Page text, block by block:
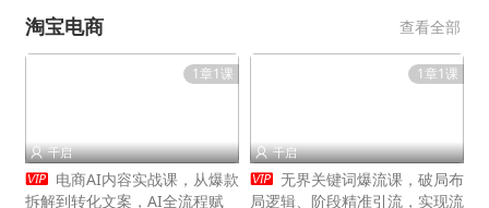
淘宝电商 查看全部
1章1课
 千启
 电商AI内容实战课，从爆款
拆解到转化文案，AI全流程赋
1章1课
 千启
 无界关键词爆流课，破局布
局逻辑、阶段精准引流，实现流